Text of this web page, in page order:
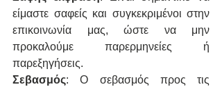
είμαστε σαφείς και συγκεκριμένοι στην
επικοινωνία μας, ώστε να μην
προκαλούμε παρερμηνείες ή
παρεξηγήσεις.
Σεβασμός: Ο σεβασμός προς τις